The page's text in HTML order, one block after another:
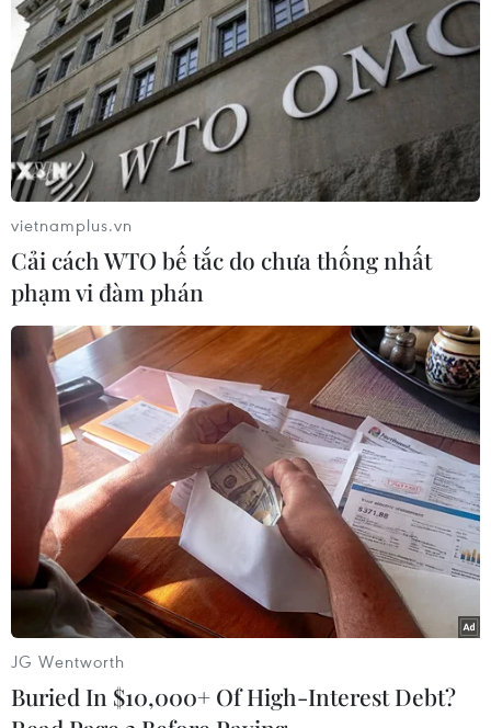
sinh đồng diễn võ nhạc
Vovinam, xác lập kỷ lục
kép
Chương trình đồng diễn võ nhạc Vovinam với sự
tham gia của 60.000 học sinh tại Thành phố Hồ
Chí Minh đã chính thức xác lập kỷ lục kép Việt
Nam và thế giới.
(TTXVN/Vietnam+)
vietnamplus.vn
Cải cách WTO bế tắc do chưa thống nhất
phạm vi đàm phán
JG Wentworth
Buried In $10,000+ Of High-Interest Debt?